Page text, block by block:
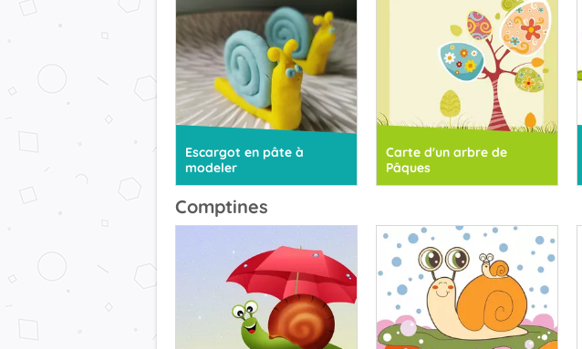
Escargot en pâte à
modeler
Carte d'un arbre de
Pâques
Comptines